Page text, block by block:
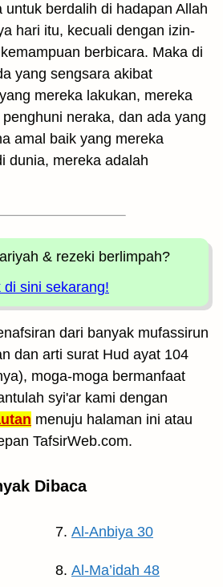
untuk berdalih di hadapan Allah
hari itu, kecuali dengan izin-
berbicara. Maka di
yang sengsara akibat
mereka lakukan, mereka
neraka, dan ada yang
amal baik yang mereka
dunia, mereka adalah
& rezeki berlimpah?
di sini sekarang!
dari banyak mufassirun
dan arti surat Hud ayat 104
moga-moga bermanfaat
syi'ar kami dengan
menuju halaman ini atau
TafsirWeb.com.
Dibaca
Al-Anbiya 30
Al-Ma’idah 48